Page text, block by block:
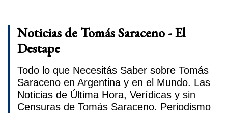
Noticias de Tomás Saraceno - El
Destape
Todo lo que Necesitás Saber sobre Tomás
Saraceno en Argentina y en el Mundo. Las
Noticias de Última Hora, Verídicas y sin
Censuras de Tomás Saraceno. Periodismo